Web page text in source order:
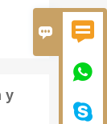
 


y